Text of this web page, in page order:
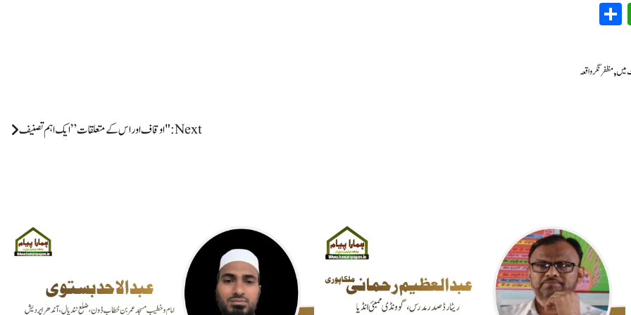
WhatsApp
میں,مظفر نگر واقعہ
Next: "اوقاف اور اس کے متعلقات” ایک اہم تصنیف